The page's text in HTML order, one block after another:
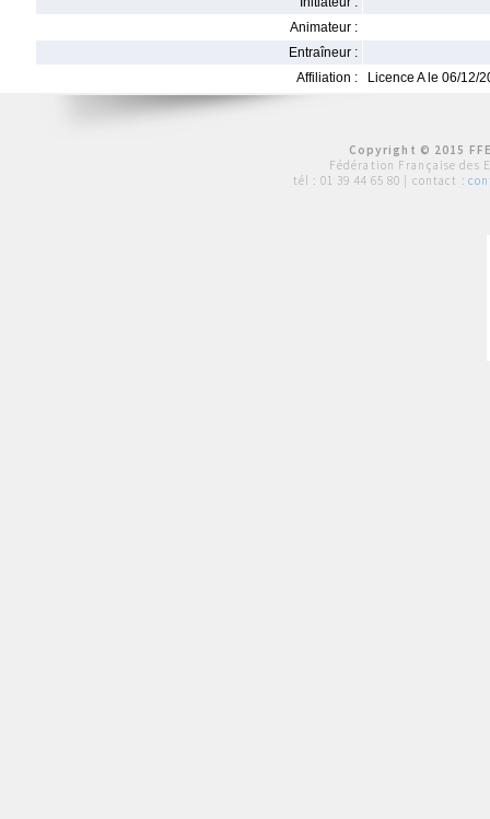
Animateur :
Entraîneur :
Affiliation :
Licence A le 06/12/
Copyright © 2015
Fédération Française des
tél : 01 39 44 65 80 | contact :